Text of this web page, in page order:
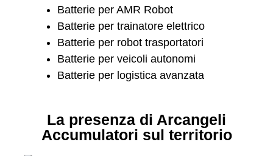
Batterie per AMR Robot
Batterie per trainatore elettrico
Batterie per robot trasportatori
Batterie per veicoli autonomi
Batterie per logistica avanzata
La presenza di Arcangeli
Accumulatori sul territorio